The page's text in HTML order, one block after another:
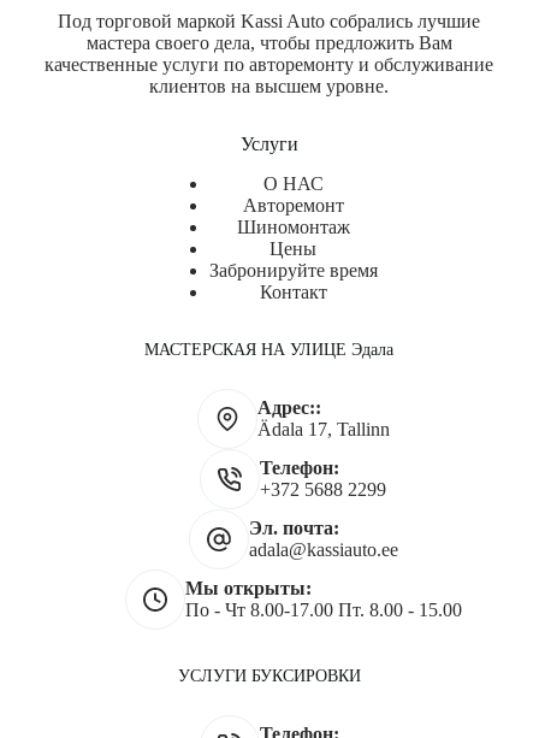
Под торговой маркой Kassi Auto собрались лучшие
мастера своего дела, чтобы предложить Вам
качественные услуги по авторемонту и обслуживание
клиентов на высшем уровне.
Услуги
О НАС
Авторемонт
Шиномонтаж
Цены
Забронируйте время
Контакт
МАСТЕРСКАЯ НА УЛИЦЕ Эдала
Адрес::
Ädala 17, Tallinn
Телефон:
+372 5688 2299
Эл. почта:
adala@kassiauto.ee
Мы открыты:
По - Чт 8.00-17.00 Пт. 8.00 - 15.00
УСЛУГИ БУКСИРОВКИ
Телефон: